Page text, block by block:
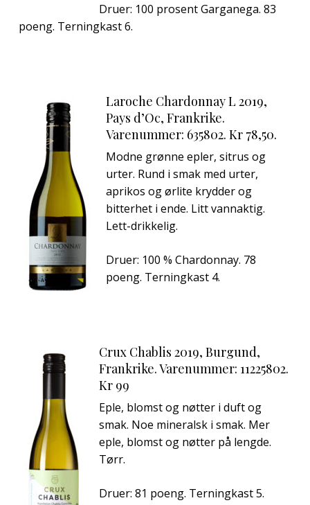
Druer: 100 prosent Garganega. 83
poeng. Terningkast 6.
Laroche Chardonnay L 2019,
Pays d’Oc, Frankrike.
Varenummer: 635802. Kr 78,50.
Modne grønne epler, sitrus og
urter. Rund i smak med urter,
aprikos og ørlite krydder og
bitterhet i ende. Litt vannaktig.
Lett-drikkelig.
Druer: 100 % Chardonnay. 78
poeng. Terningkast 4.
Crux Chablis 2019, Burgund,
Frankrike. Varenummer: 11225802.
Kr 99
Eple, blomst og nøtter i duft og
smak. Noe mineralsk i smak. Mer
eple, blomst og nøtter på lengde.
Tørr.
Druer: 81 poeng. Terningkast 5.